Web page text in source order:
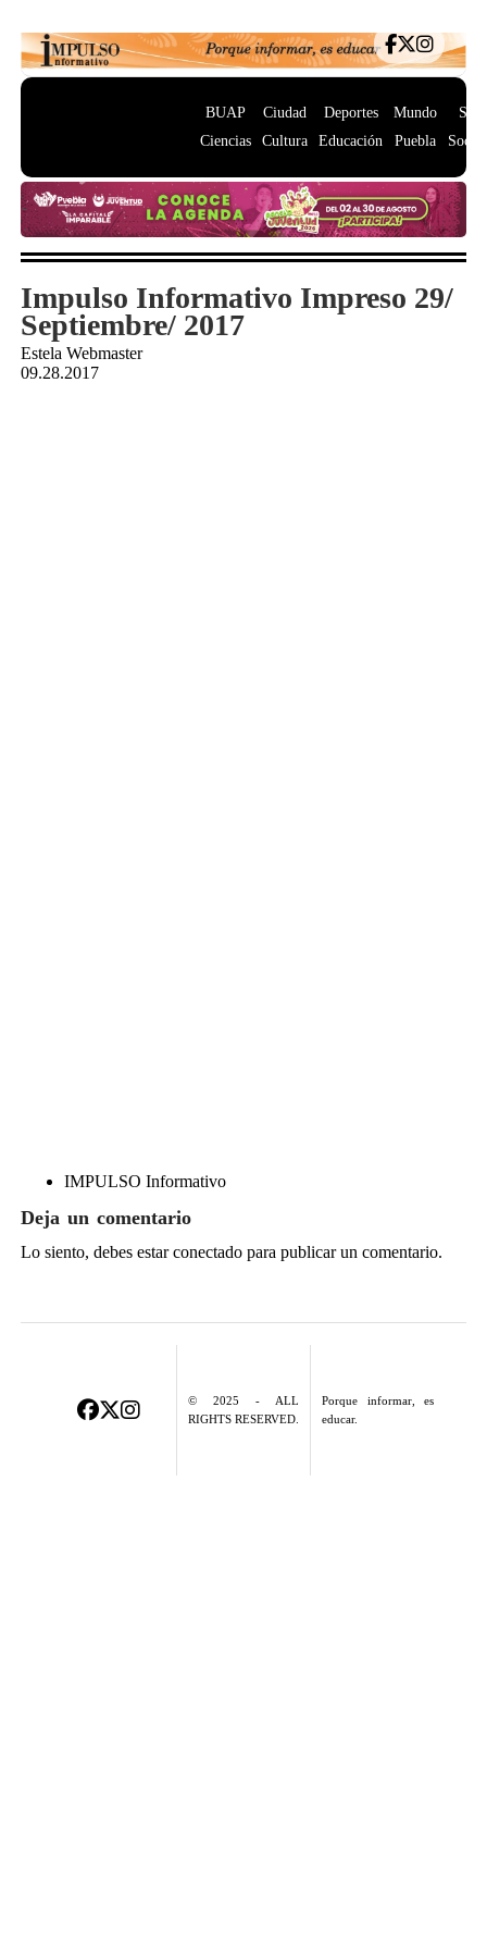
BUAP
Ciencias
Ciudad
Cultura
Deportes
Educación
Mundo
Puebla
Impulso Informativo Impreso 29/
Septiembre/ 2017
Estela Webmaster
09.28.2017
IMPULSO Informativo
Deja un comentario
Lo siento, debes estarconectadopara publicar un comentario.
© 2025 - ALL
RIGHTS RESERVED.
Porque informar, es
educar.